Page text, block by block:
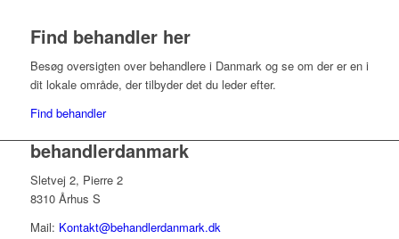
Find behandler her
Besøg oversigten over behandlere i Danmark og se om der er en i
dit lokale område, der tilbyder det du leder efter.
Find behandler
behandlerdanmark
Sletvej 2, Pierre 2
8310 Århus S
Mail: Kontakt@behandlerdanmark.dk